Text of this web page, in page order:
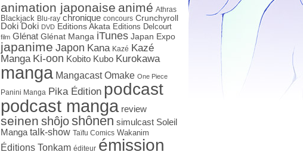
animation japonaise animé Athras
Blackjack Blu-ray chronique concours Crunchyroll
Doki Doki DVD Editions Akata Editions Delcourt
film Glénat Glénat Manga iTunes Japan Expo
japanime Japon Kana Kazé Kazé
Manga Ki-oon Kobito Kubo Kurokawa
manga Mangacast Omake One Piece
Panini Manga Pika Édition podcast
podcast manga review
seinen shôjoshônen simulcast Soleil
Manga talk-show Taïfu Comics Wakanim
Éditions Tonkam éditeur émission